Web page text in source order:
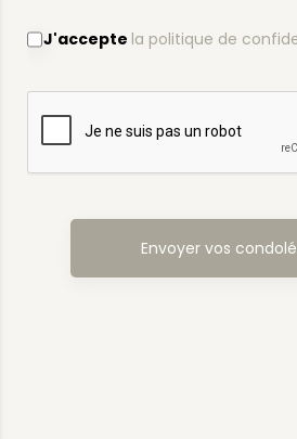
J'accepte la politique de